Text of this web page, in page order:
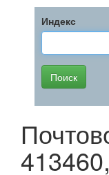
Индекс